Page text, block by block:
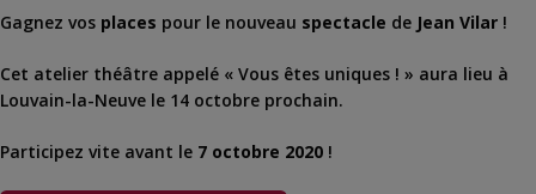
Gagnez vos places pour le nouveau spectacle de Jean Vilar !
Cet atelier théâtre appelé « Vous êtes uniques ! » aura lieu à
Louvain-la-Neuve le 14 octobre prochain.
Participez vite avant le 7 octobre 2020 !